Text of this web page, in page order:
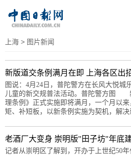
上海 > 图片新闻
新版道交条例满月在即 上海各区出
图说：4月24日，普陀警方在长风大悦城
儿童的新交规普法活动。普陀警方图
理条例》正式实施即将满月，一个月以
矩、补短板，以新条例实施为契机，解决
老酒厂大变身 崇明版"田子坊"年底
记者从崇明区了解到，开办于上世纪50